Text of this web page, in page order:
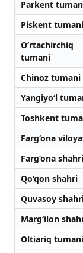
Parkent
Piskent tumani
O‘rtachirchiq
tumani
Chinoz tumani
Yangiyo‘l
Toshkent
Farg‘ona
Farg‘ona shahri
Qo‘qon shahri
Quvasoy
Marg‘ilon
Oltiariq tumani